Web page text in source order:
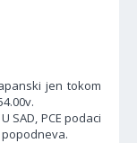
jen tokom
SAD, PCE podaci
popodneva.